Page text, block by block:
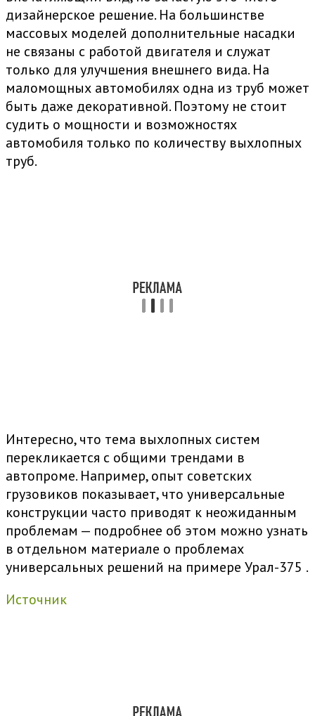
дизайнерское решение. На большинстве
массовых моделей дополнительные насадки
не связаны с работой двигателя и служат
только для улучшения внешнего вида. На
маломощных автомобилях одна из труб может
быть даже декоративной. Поэтому не стоит
судить о мощности и возможностях
автомобиля только по количеству выхлопных
труб.
Интересно, что тема выхлопных систем
перекликается с общими трендами в
автопроме. Например, опыт советских
грузовиков показывает, что универсальные
конструкции часто приводят к неожиданным
проблемам — подробнее об этом можно узнать
в отдельном материале о проблемах
универсальных решений на примере Урал-375 .
Источник